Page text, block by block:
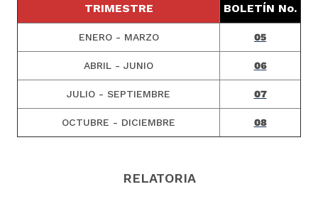
TRIMESTRE BOLETÍN No.
ENERO - MARZO 05
ABRIL - JUNIO 06
JULIO - SEPTIEMBRE 07
OCTUBRE - DICIEMBRE 08
RELATORIA